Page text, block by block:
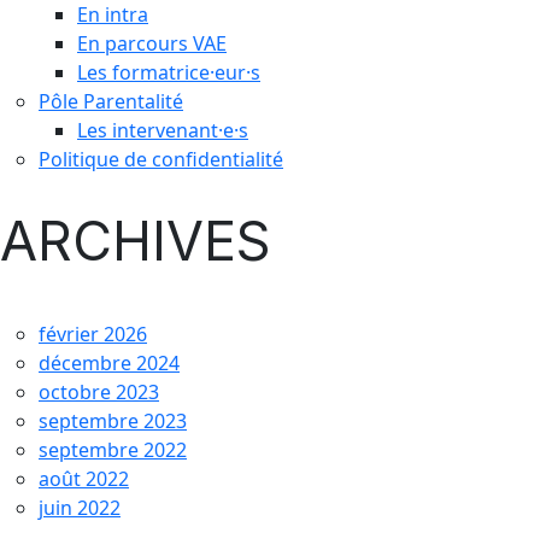
En intra
En parcours VAE
Les formatrice·eur·s
Pôle Parentalité
Les intervenant·e·s
Politique de confidentialité
ARCHIVES
février 2026
décembre 2024
octobre 2023
septembre 2023
septembre 2022
août 2022
juin 2022